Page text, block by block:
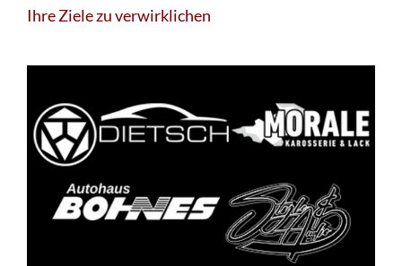
Ihre Ziele zu verwirklichen